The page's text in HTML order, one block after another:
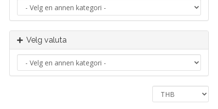
Velg valuta